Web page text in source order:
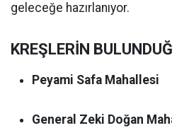
geleceğe hazırlanıyor.
KREŞLERİN
Peyami Safa Mahallesi
General Zeki Doğan